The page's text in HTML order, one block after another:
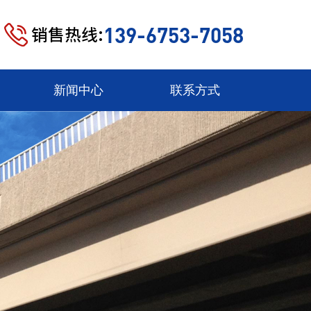
销售热线: 139-6753-7058
新闻中心 联系方式